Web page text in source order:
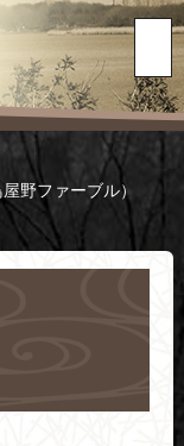
野ファーブル）